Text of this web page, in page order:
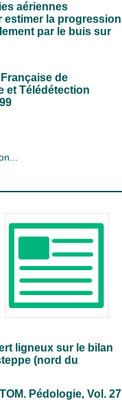
aériennes
estimer la progression
par le buis sur
de
et Télédétection
ligneux sur le bilan
(nord du
Pédologie, Vol. 27